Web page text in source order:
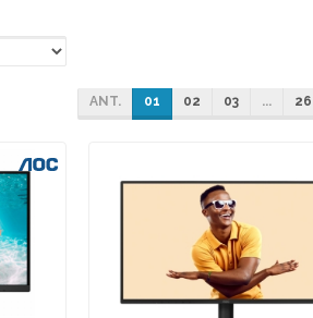
ANT. 01 02 03 ... 26